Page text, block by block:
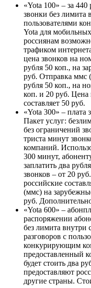
«Yota 100» – за 440
звонки без лимита
пользователями
Yota для
россиянам
трафиком
цена звонков на
рубля 50 коп., на
руб. Отправка ммс
рубля 50 коп., на
коп. и 20 руб. Цена
составляет 50 руб.
«Yota 300» – плата
Пакет услуг:
без ограничений
триста минут
компаний.
300 минут,
заплатить два
звонков – от 20
российские
(ммс) на
руб.
«Yota 600» –
распоряжении
без лимита внутри
разговоров с
конкурирующим
предоставленный
будет стоить два
предоставляют
другие страны.